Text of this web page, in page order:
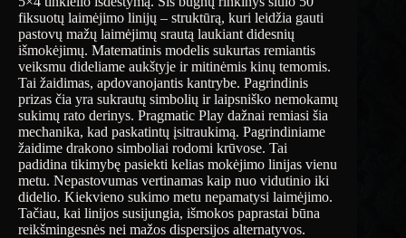
fiksuotų laimėjimo linijų – struktūrą, kuri leidžia gauti
pastovų mažų laimėjimų srautą laukiant didesnių
išmokėjimų. Matematinis modelis sukurtas remiantis
veiksmu dideliame aukštyje ir mitinėmis kinų temomis.
Tai žaidimas, apdovanojantis kantrybe. Pagrindinis
prizas čia yra sukrautų simbolių ir laipsniško nemokamų
sukimų rato derinys. Pragmatic Play dažnai remiasi šia
mechanika, kad paskatintų įsitraukimą. Pagrindiniame
žaidime drakono simboliai rodomi krūvose. Tai
padidina tikimybę pasiekti kelias mokėjimo linijas vienu
metu. Nepastovumas vertinamas kaip nuo vidutinio iki
didelio. Kiekvieno sukimo metu nepamatysi laimėjimo.
Tačiau, kai linijos susijungia, išmokos paprastai būna
reikšmingesnės nei mažos dispersijos alternatyvos.